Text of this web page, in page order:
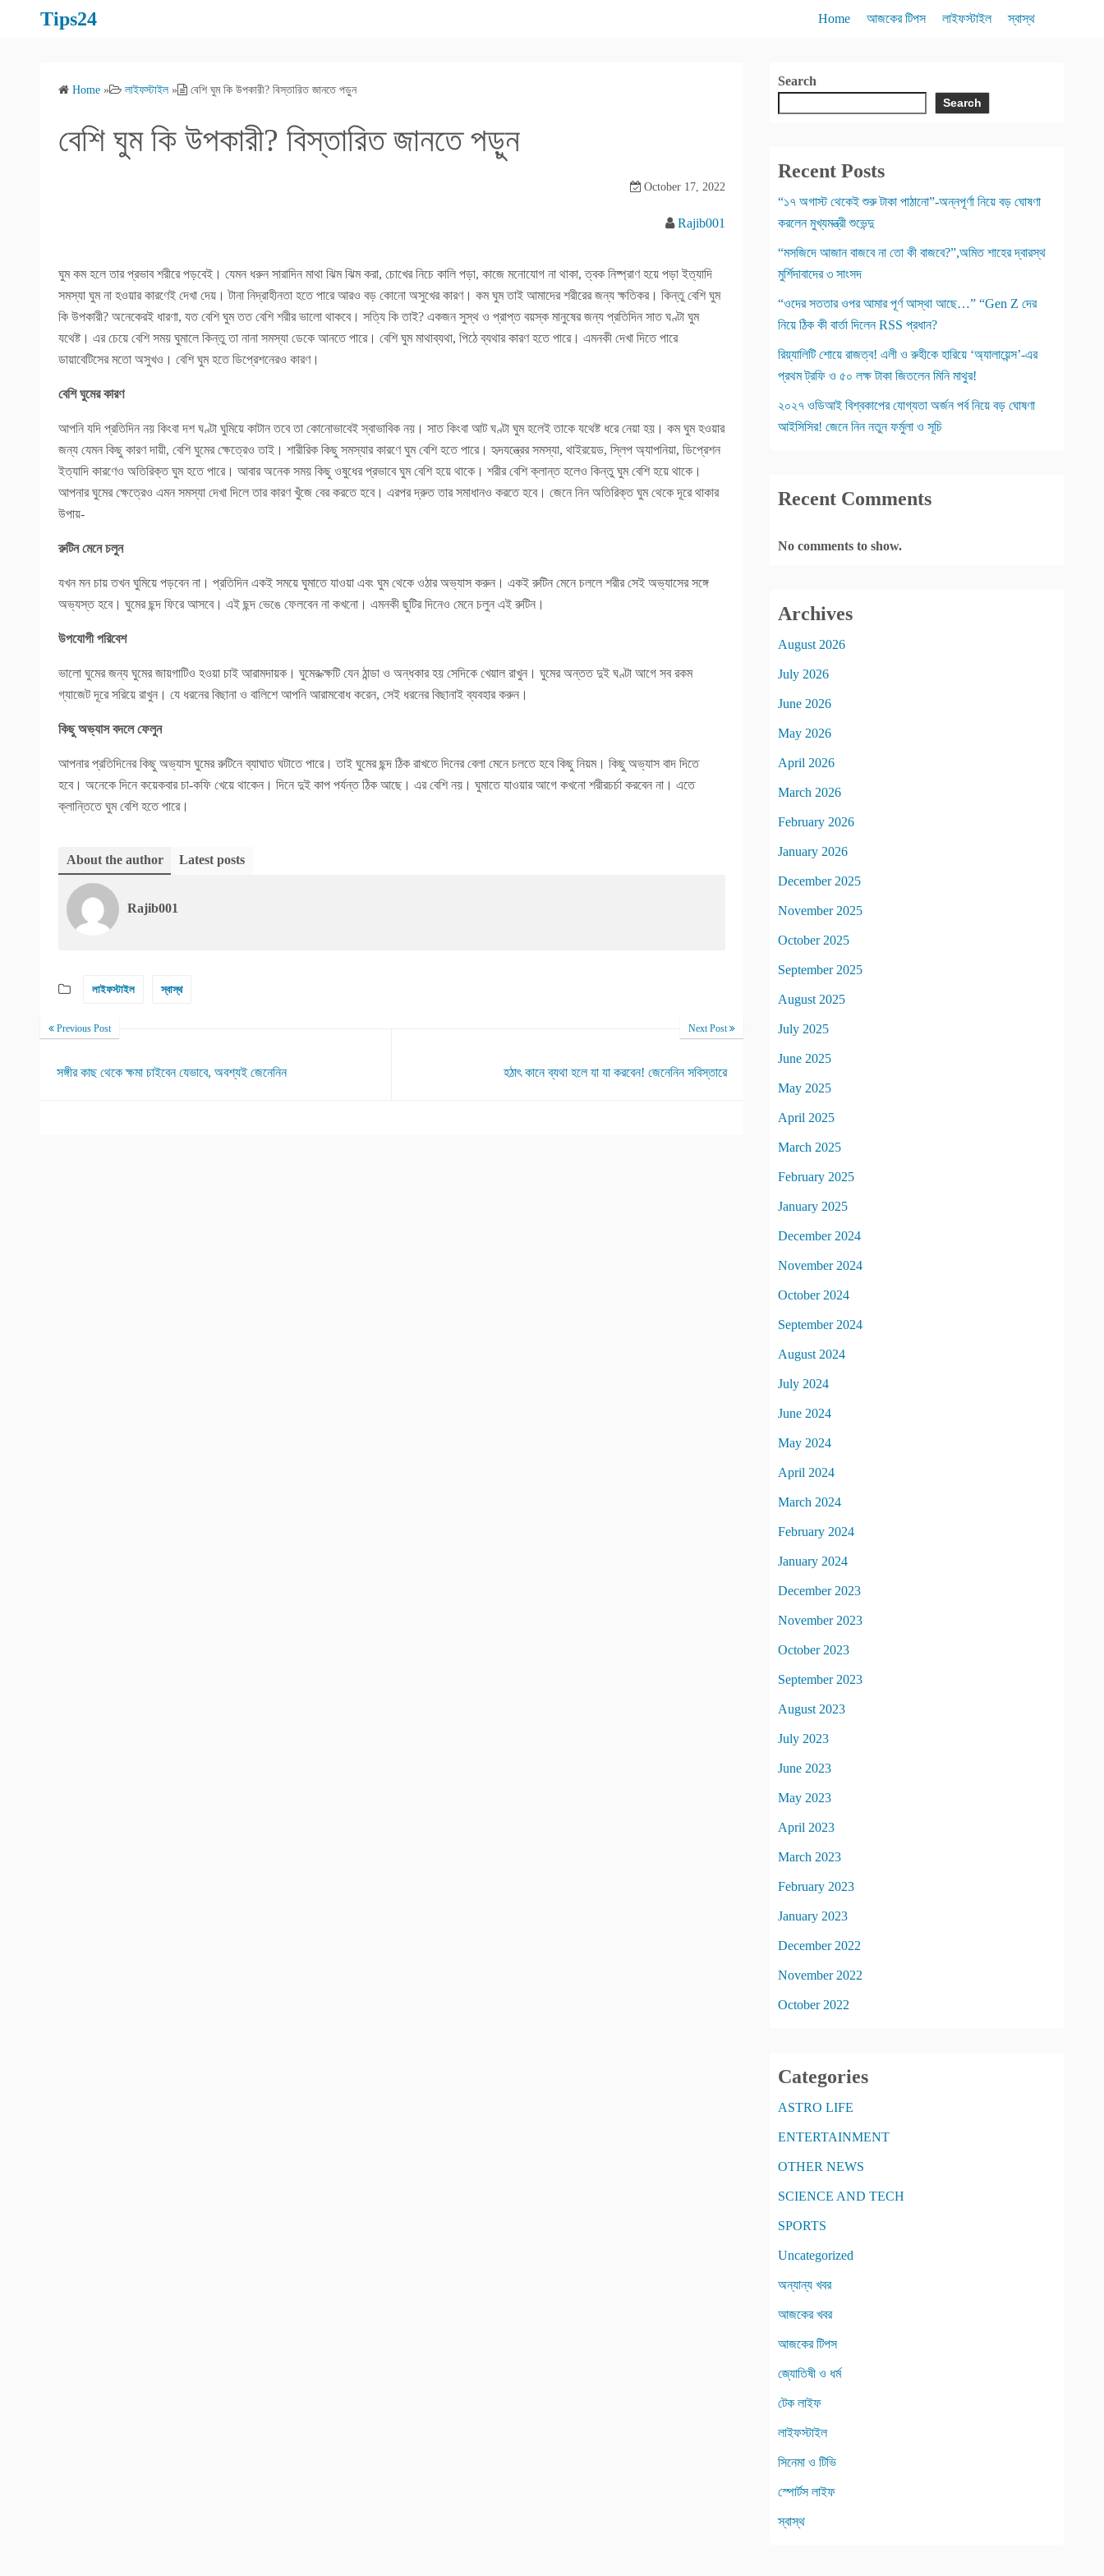
Tips24 Home আজকের টিপস লাইফস্টাইল স্বাস্থ
Home » লাইফস্টাইল » বেশি ঘুম কি উপকারী? বিস্তারিত জানতে পড়ুন
বেশি ঘুম কি উপকারী? বিস্তারিত জানতে পড়ুন
October 17, 2022
Rajib001
ঘুম কম হলে তার প্রভাব শরীরে পড়বেই। যেমন ধরুন সারাদিন মাথা ঝিম ঝিম করা, চোখের নিচে কালি পড়া, কাজে মনোযোগ না থাকা, ত্বক নিষ্প্রাণ হয়ে পড়া ইত্যাদি
সমস্যা ঘুম না হওয়ার কারণেই দেখা দেয়। টানা নিদ্রাহীনতা হতে পারে আরও বড় কোনো অসুখের কারণ। কম ঘুম তাই আমাদের শরীরের জন্য ক্ষতিকর। কিন্তু বেশি ঘুম
কি উপকারী? অনেকেরই ধারণা, যত বেশি ঘুম তত বেশি শরীর ভালো থাকবে। সত্যি কি তাই? একজন সুস্থ ও প্রাপ্ত বয়স্ক মানুষের জন্য প্রতিদিন সাত ঘণ্টা ঘুম
যথেষ্ট। এর চেয়ে বেশি সময় ঘুমালে কিন্তু তা নানা সমস্যা ডেকে আনতে পারে। বেশি ঘুম মাথাব্যথা, পিঠে ব্যথার কারণ হতে পারে। এমনকী দেখা দিতে পারে
ডায়াবেটিসের মতো অসুখও। বেশি ঘুম হতে ডিপ্রেশনেরও কারণ।
বেশি ঘুমের কারণ
আপনি যদি প্রতিদিন নয় কিংবা দশ ঘণ্টা ঘুমিয়ে কাটান তবে তা কোনোভাবেই স্বাভাবিক নয়। সাত কিংবা আট ঘণ্টা ঘুম হলেই তাকে যথেষ্ট ধরে নেয়া হয়। কম ঘুম হওয়ার
জন্য যেমন কিছু কারণ দায়ী, বেশি ঘুমের ক্ষেত্রেও তাই। শারীরিক কিছু সমস্যার কারণে ঘুম বেশি হতে পারে। হৃদযন্ত্রের সমস্যা, থাইরয়েড, স্লিপ অ্যাপনিয়া, ডিপ্রেশন
ইত্যাদি কারণেও অতিরিক্ত ঘুম হতে পারে। আবার অনেক সময় কিছু ওষুধের প্রভাবে ঘুম বেশি হয়ে থাকে। শরীর বেশি ক্লান্ত হলেও কিন্তু ঘুম বেশি হয়ে থাকে।
আপনার ঘুমের ক্ষেত্রেও এমন সমস্যা দেখা দিলে তার কারণ খুঁজে বের করতে হবে। এরপর দ্রুত তার সমাধানও করতে হবে। জেনে নিন অতিরিক্ত ঘুম থেকে দূরে থাকার
উপায়-
রুটিন মেনে চলুন
যখন মন চায় তখন ঘুমিয়ে পড়বেন না। প্রতিদিন একই সময়ে ঘুমাতে যাওয়া এবং ঘুম থেকে ওঠার অভ্যাস করুন। একই রুটিন মেনে চললে শরীর সেই অভ্যাসের সঙ্গে
অভ্যস্ত হবে। ঘুমের ছন্দ ফিরে আসবে। এই ছন্দ ভেঙে ফেলবেন না কখনো। এমনকী ছুটির দিনেও মেনে চলুন এই রুটিন।
উপযোগী পরিবেশ
ভালো ঘুমের জন্য ঘুমের জায়গাটিও হওয়া চাই আরামদায়ক। ঘুমের ক্ক্ষটি যেন ঠান্ডা ও অন্ধকার হয় সেদিকে খেয়াল রাখুন। ঘুমের অন্তত দুই ঘণ্টা আগে সব রকম
গ্যাজেট দূরে সরিয়ে রাখুন। যে ধরনের বিছানা ও বালিশে আপনি আরামবোধ করেন, সেই ধরনের বিছানাই ব্যবহার করুন।
কিছু অভ্যাস বদলে ফেলুন
আপনার প্রতিদিনের কিছু অভ্যাস ঘুমের রুটিনে ব্যাঘাত ঘটাতে পারে। তাই ঘুমের ছন্দ ঠিক রাখতে দিনের বেলা মেনে চলতে হবে কিছু নিয়ম। কিছু অভ্যাস বাদ দিতে
হবে। অনেকে দিনে কয়েকবার চা-কফি খেয়ে থাকেন। দিনে দুই কাপ পর্যন্ত ঠিক আছে। এর বেশি নয়। ঘুমাতে যাওয়ার আগে কখনো শরীরচর্চা করবেন না। এতে
ক্লান্তিতে ঘুম বেশি হতে পারে।
About the author Latest posts
Rajib001
লাইফস্টাইল স্বাস্থ
Previous Post
সঙ্গীর কাছ থেকে ক্ষমা চাইবেন যেভাবে, অবশ্যই জেনেনিন
Next Post
হঠাৎ কানে ব্যথা হলে যা যা করবেন! জেনেনিন সবিস্তারে
Search
Search
Recent Posts
“১৭ অগাস্ট থেকেই শুরু টাকা পাঠানো”-অন্নপূর্ণা নিয়ে বড় ঘোষণা
করলেন মুখ্যমন্ত্রী শুভেন্দু
“মসজিদে আজান বাজবে না তো কী বাজবে?”,অমিত শাহের দ্বারস্থ
মুর্শিদাবাদের ৩ সাংসদ
“ওদের সততার ওপর আমার পূর্ণ আস্থা আছে…” “Gen Z দের
নিয়ে ঠিক কী বার্তা দিলেন RSS প্রধান?
রিয়্যালিটি শোয়ে রাজত্ব! এলী ও রুহীকে হারিয়ে ‘অ্যালায়েন্স’-এর
প্রথম ট্রফি ও ৫০ লক্ষ টাকা জিতলেন মিনি মাথুর!
২০২৭ ওডিআই বিশ্বকাপের যোগ্যতা অর্জন পর্ব নিয়ে বড় ঘোষণা
আইসিসির! জেনে নিন নতুন ফর্মুলা ও সূচি
Recent Comments
No comments to show.
Archives
August 2026
July 2026
June 2026
May 2026
April 2026
March 2026
February 2026
January 2026
December 2025
November 2025
October 2025
September 2025
August 2025
July 2025
June 2025
May 2025
April 2025
March 2025
February 2025
January 2025
December 2024
November 2024
October 2024
September 2024
August 2024
July 2024
June 2024
May 2024
April 2024
March 2024
February 2024
January 2024
December 2023
November 2023
October 2023
September 2023
August 2023
July 2023
June 2023
May 2023
April 2023
March 2023
February 2023
January 2023
December 2022
November 2022
October 2022
Categories
ASTRO LIFE
ENTERTAINMENT
OTHER NEWS
SCIENCE AND TECH
SPORTS
Uncategorized
অন্যান্য খবর
আজকের খবর
আজকের টিপস
জ্যোতিষী ও ধর্ম
টেক লাইফ
লাইফস্টাইল
সিনেমা ও টিভি
স্পোর্টস লাইফ
স্বাস্থ